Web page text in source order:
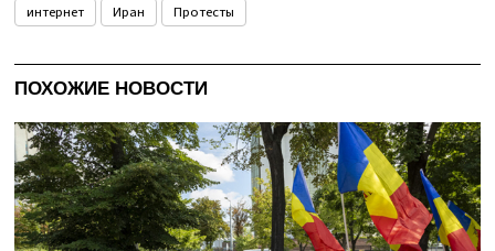
интернет Иран Протесты
ПОХОЖИЕ НОВОСТИ